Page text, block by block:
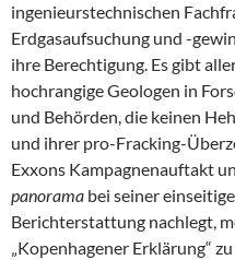
ingenieurstechnischen
Erdgasaufsuchung und -
ihre Berechtigung. Es gibt
hochrangige Geologen in
und Behörden, die keinen
und ihrer pro-Fracking-
Exxons Kampagnenauftakt
panorama bei seiner
Berichterstattung nachlegt,
„Kopenhagener Erklärung“